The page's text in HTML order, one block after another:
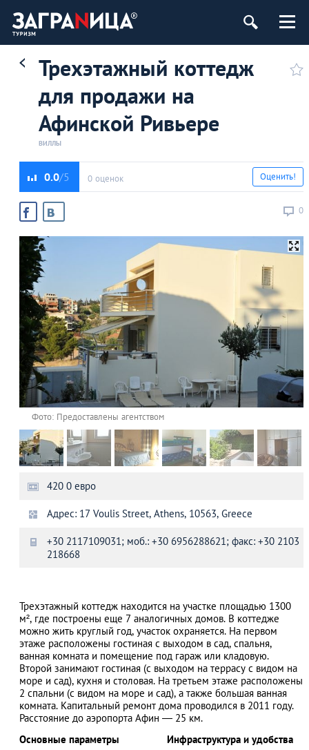
АЗАД
Трехэтажный коттедж
для продажи на
Афинской Ривьере
ВИЛЛЫ
0.0 0 оценок
0
Оценить!
Фото: Предоставлены агентством
420 0 евро
Адрес: 17 Voulis Street, Athens, 10563, Greece
+30 2117109031; моб.: +30 6956288621; факс: +30 2103
218668
Трехэтажный коттедж находится на участке площадью 1300
м², где построены еще 7 аналогичных домов. В коттедже
можно жить круглый год, участок охраняется. На первом
этаже расположены гостиная с выходом в сад, спальня,
ванная комната и помещение под гараж или кладовую.
Второй занимают гостиная (с выходом на террасу с видом на
море и сад), кухня и столовая. На третьем этаже расположены
2 спальни (с видом на море и сад), а также большая ванная
комната. Капитальный ремонт дома проводился в 2011 году.
Расстояние до аэропорта Афин ― 25 км.
Основные параметры
Инфраструктура и удобства